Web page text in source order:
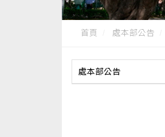
首頁 處本部公告
處本部公告